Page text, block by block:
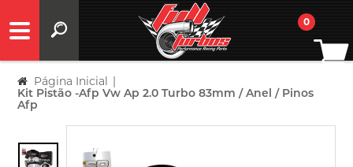
0
Página Inicial |
Kit Pistão -Afp Vw Ap 2.0 Turbo 83mm / Anel / Pinos
Afp